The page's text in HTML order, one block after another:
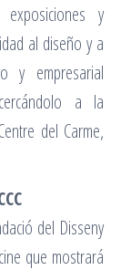
y
al diseño y a
y empresarial
a la
del Carme,
del Disseny
que mostrará